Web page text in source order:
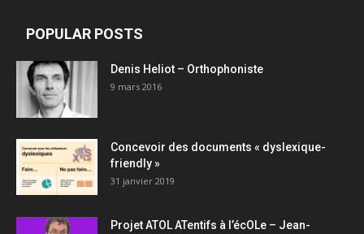
POPULAR POSTS
Denis Heliot – Orthophoniste
9 mars 2016
Concevoir des documents « dyslexique-
friendly »
31 janvier 2019
Projet ATOL ATentifs à l’écOLe – Jean-